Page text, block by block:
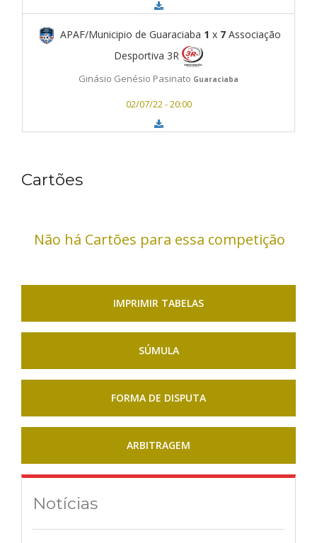
APAF/Municipio de Guaraciaba 1 x 7 Associação
Desportiva 3R
Ginásio Genésio Pasinato Guaraciaba
02/07/22 - 20:00
Cartões
Não há Cartões para essa competição
IMPRIMIR TABELAS
SÚMULA
FORMA DE DISPUTA
ARBITRAGEM
Notícias